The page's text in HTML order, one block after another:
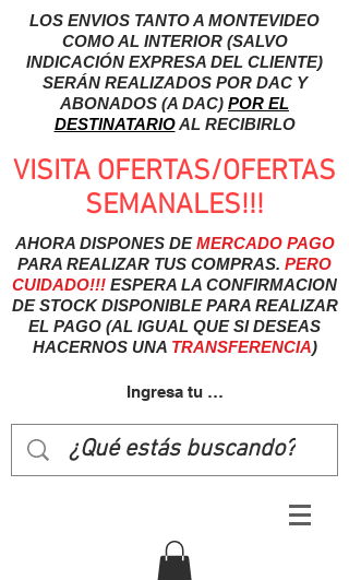
LOS ENVIOS TANTO A MONTEVIDEO
COMO AL INTERIOR (SALVO
INDICACIÓN EXPRESA DEL CLIENTE)
SERÁN REALIZADOS POR DAC Y
ABONADOS (A DAC) POR EL
DESTINATARIOAL RECIBIRLO
VISITA OFERTAS/OFERTAS
SEMANALES!!!
AHORA DISPONES DEMERCADO PAGO
PARA REALIZAR TUS COMPRAS. PERO
CUIDADO!!! ESPERA LA CONFIRMACION
DE STOCK DISPONIBLE PARA REALIZAR
EL PAGO (AL IGUAL QUE SI DESEAS
HACERNOS UNA TRANSFERENCIA)
Ingresa tu usuairo